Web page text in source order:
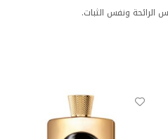
الرائحة ونفس الثبات.